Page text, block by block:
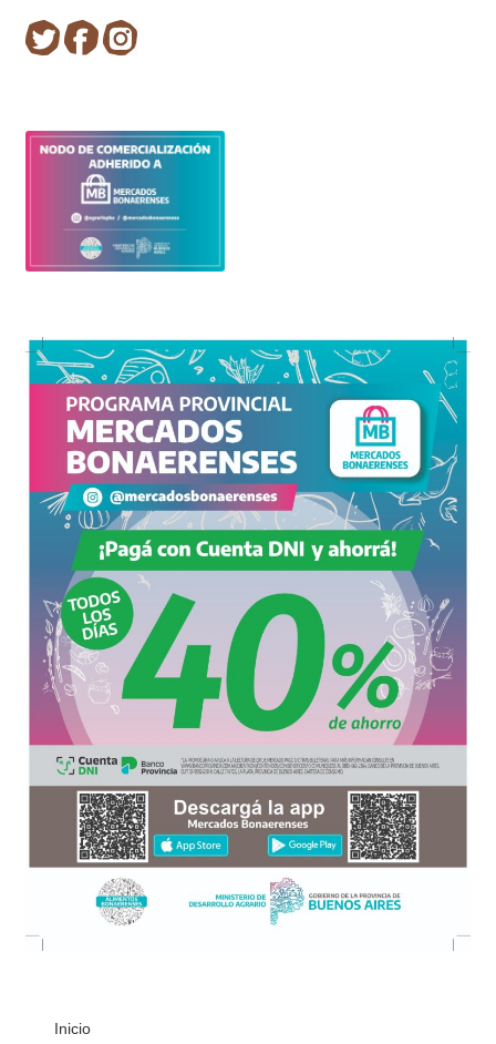
Inicio